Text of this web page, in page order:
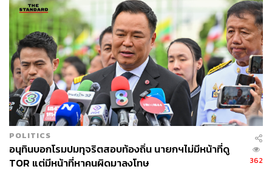
POLITICS
อนุทินบอกโรมปมทุจริตสอบท้องถิ่น นายกฯไม่มีหน้าที่ดู
TOR แต่มีหน้าที่หาคนผิดมาลงโทษ
362